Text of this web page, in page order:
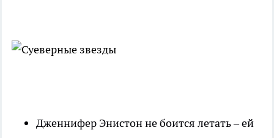
Дженнифер Энистон не боится летать – ей